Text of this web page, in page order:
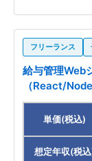
フリーランス
給与管理Web
（React/
単価(税込)
想定年収(税